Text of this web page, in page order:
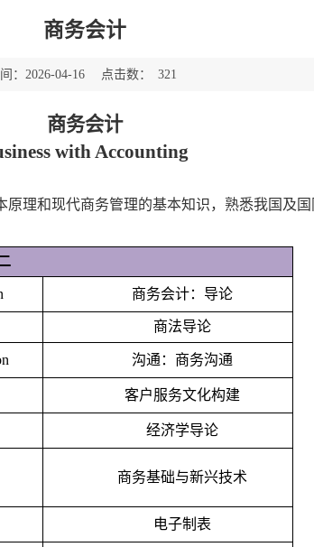
商务会计
： 2026-04-16 点击数： 321
商务会计
with Accounting
理和现代商务管理的基本知识，熟悉我国及国
商务会计：导论
商法导论
沟通：商务沟通
客户服务文化构建
经济学导论
商务基础与新兴技术
电子制表